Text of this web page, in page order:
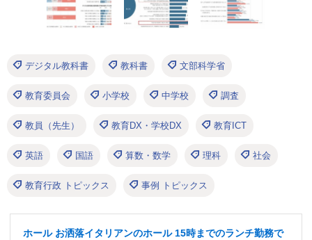
デジタル教科書 教科書 文部科学省
教育委員会 小学校 中学校 調査
教員（先生） 教育DX・学校DX 教育ICT
英語 国語 算数・数学 理科 社会
教育行政 トピックス 事例 トピックス
ホール お洒落イタリアンのホール 15時までのランチ勤務で